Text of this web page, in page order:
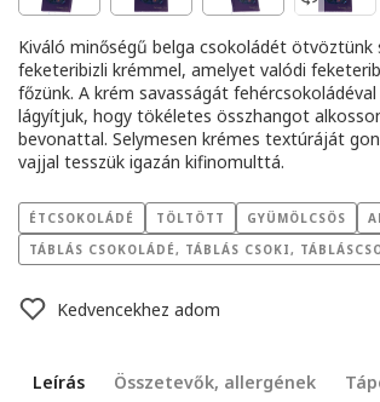
Kiváló minőségű belga csokoládét ötvöztünk
feketeribizli krémmel, amelyet valódi
főzünk. A krém savasságát
lágyítjuk, hogy tökéletes összhangot
bevonattal. Selymesen krémes textúráját
vajjal tesszük igazán kifinomulttá.
ÉTCSOKOLÁDÉ TÖLTÖTT GYÜMÖLCSÖS
TÁBLÁS CSOKOLÁDÉ, TÁBLÁS CSOKI,
Kedvencekhez adom
Leírás Összetevők, allergének